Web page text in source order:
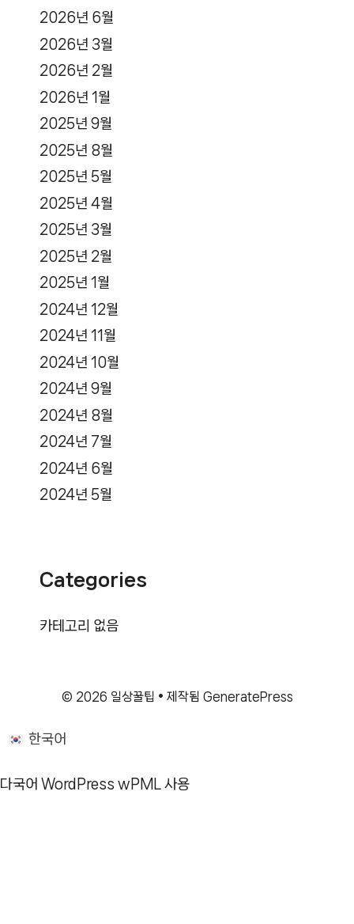
2026년 6월
2026년 3월
2026년 2월
2026년 1월
2025년 9월
2025년 8월
2025년 5월
2025년 4월
2025년 3월
2025년 2월
2025년 1월
2024년 12월
2024년 11월
2024년 10월
2024년 9월
2024년 8월
2024년 7월
2024년 6월
2024년 5월
Categories
카테고리 없음
© 2026 일상꿀팁 • 제작됨 GeneratePress
한국어
다국어 WordPress wPML 사용